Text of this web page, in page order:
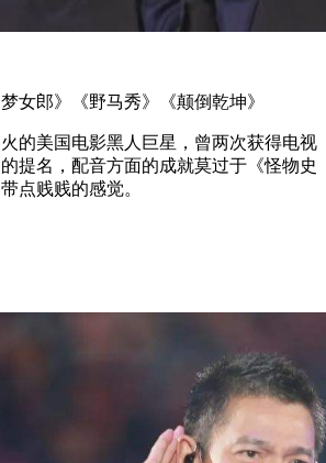
郎》《野马秀》《颠倒乾坤》
美国电影黑人巨星，曾两次获得电视
提名，配音方面的成就莫过于《怪物史
点贱贱的感觉。